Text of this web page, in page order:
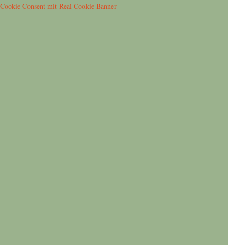
Cookie Consent mit Real Cookie Banner